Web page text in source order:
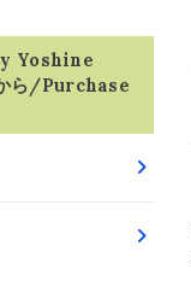
Yoshine
ら/Purchase